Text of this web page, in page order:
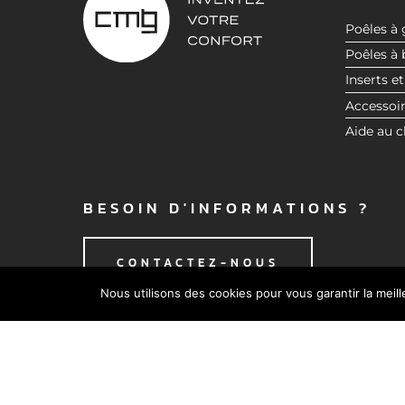
Poêles à
Poêles à
Inserts
Aide au
BESOIN D'INFORMATIONS ?
CONTACTEZ-NOUS
Nous utilisons des cookies pour vous garantir la